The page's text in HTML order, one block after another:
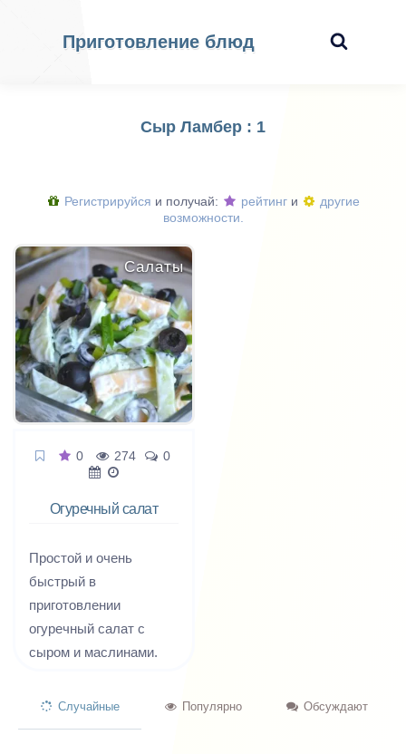
Приготовление блюд
Сыр Ламбер : 1
Регистрируйся и получай: рейтинг и
другие
возможности.
Салаты
0 274 0
Огуречный салат
Простой и очень
быстрый в
приготовлении
огуречный салат с
сыром и маслинами.
можно заправить
Случайные Популярно Обсуждают